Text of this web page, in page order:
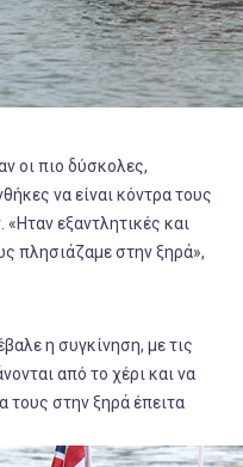
οι πιο δύσκολες,
να είναι κόντρα τους
εξαντλητικές και
πλησιάζαμε στην ξηρά»,
η συγκίνηση, με τις
από το χέρι και να
τους στην ξηρά έπειτα